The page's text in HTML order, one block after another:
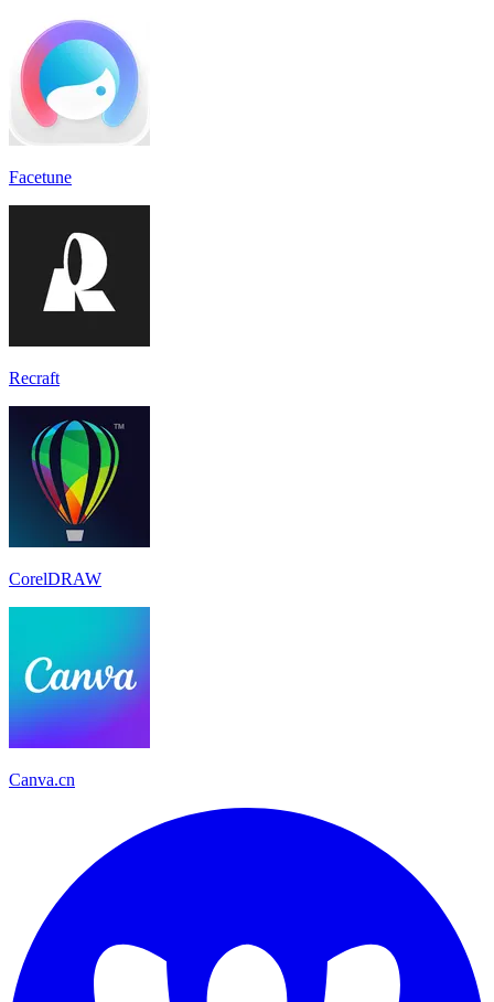
Facetune
Recraft
CorelDRAW
Canva.cn